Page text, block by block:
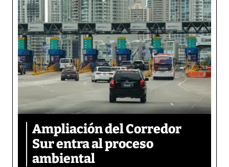
Ampliación del Corredor
Sur entra al proceso
ambiental